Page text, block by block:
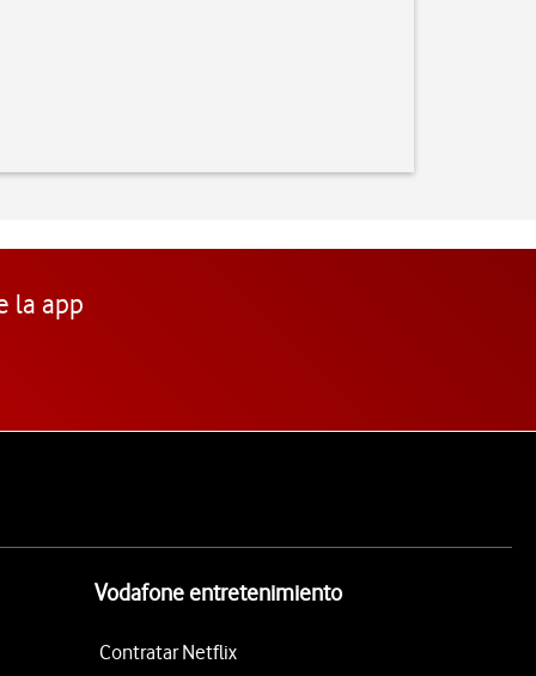
la app
Vodafone entretenimiento
Contratar Netflix